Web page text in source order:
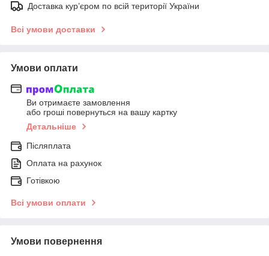
Доставка кур’єром по всій території України
Всі умови доставки
Умови оплати
Ви отримаєте замовлення
або гроші повернуться на вашу картку
Детальніше
Післяплата
Оплата на рахунок
Готівкою
Всі умови оплати
Умови повернення